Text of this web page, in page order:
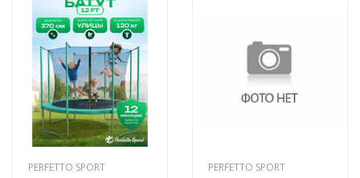
PERFETTO SPORT PERFETTO SPORT